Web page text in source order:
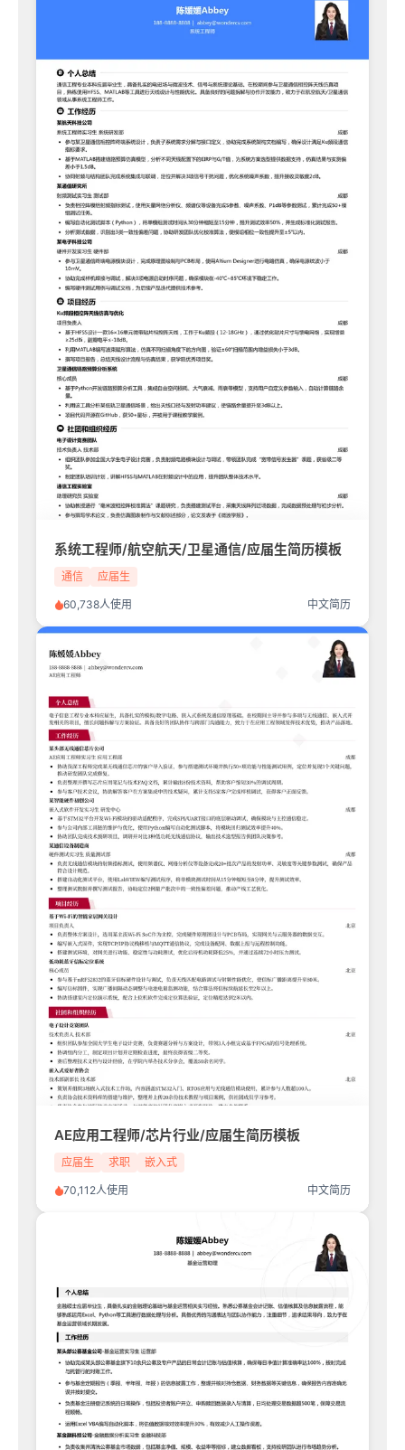
系统工程师/航空航天/卫星通信/应届生简历模板
通信 应届生
60,738人使用 中文简历
AE应用工程师/芯片行业/应届生简历模板
应届生 求职 嵌入式
70,112人使用 中文简历